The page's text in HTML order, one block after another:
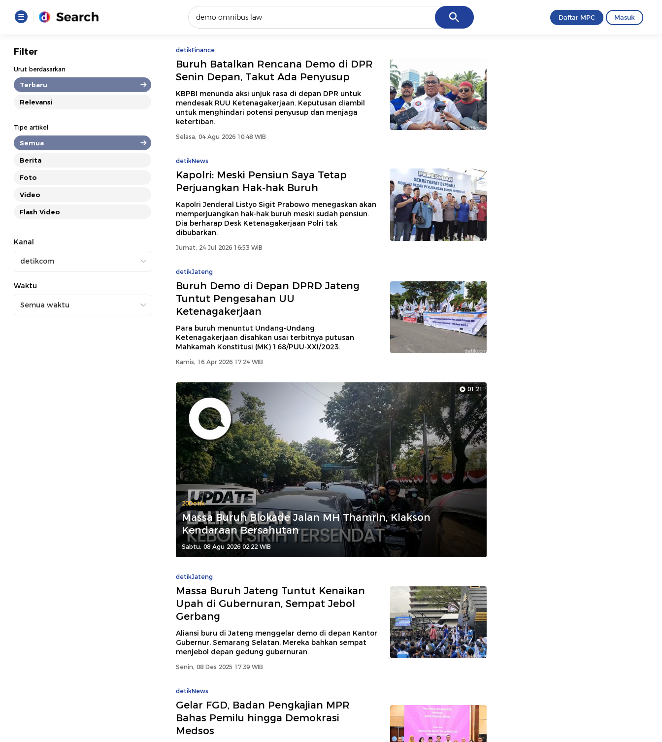
Cancel
Loading...
Promoted
Terakhir yang dicari
Loading...
Daftar MPC Masuk
Filter
Urut berdasarkan
Terbaru
Relevansi
Tipe artikel
Semua
Berita
Foto
Video
Flash Video
Kanal
Waktu
detikFinance
Buruh Batalkan Rencana Demo di DPR
Senin Depan, Takut Ada Penyusup
KBPBI menunda aksi unjuk rasa di depan DPR untuk
mendesak RUU Ketenagakerjaan. Keputusan diambil
untuk menghindari potensi penyusup dan menjaga
ketertiban.
Selasa, 04 Agu 2026 10:48 WIB
detikNews
Kapolri: Meski Pensiun Saya Tetap
Perjuangkan Hak-hak Buruh
Kapolri Jenderal Listyo Sigit Prabowo menegaskan akan
memperjuangkan hak-hak buruh meski sudah pensiun.
Dia berharap Desk Ketenagakerjaan Polri tak
dibubarkan.
Jumat, 24 Jul 2026 16:53 WIB
detikJateng
Buruh Demo di Depan DPRD Jateng
Tuntut Pengesahan UU
Ketenagakerjaan
Para buruh menuntut Undang-Undang
Ketenagakerjaan disahkan usai terbitnya putusan
Mahkamah Konstitusi (MK) 168/PUU-XXI/2023.
Kamis, 16 Apr 2026 17:24 WIB
01:21
20Detik
Massa Buruh Blokade Jalan MH Thamrin, Klakson
Kendaraan Bersahutan
Sabtu, 08 Agu 2026 02:22 WIB
detikJateng
Massa Buruh Jateng Tuntut Kenaikan
Upah di Gubernuran, Sempat Jebol
Gerbang
Aliansi buru di Jateng menggelar demo di depan Kantor
Gubernur, Semarang Selatan. Mereka bahkan sempat
menjebol depan gedung gubernuran.
Senin, 08 Des 2025 17:39 WIB
detikNews
Gelar FGD, Badan Pengkajian MPR
Bahas Pemilu hingga Demokrasi
Medsos